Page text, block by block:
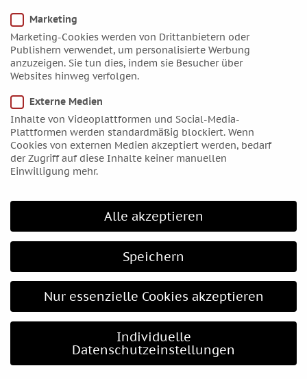
wichtigsten Informationen sowie alle Termine und
Themen. Wenn Sie mehr über dieses spezielle Angebot
einer Intensiv-Ausbildung in Astrologie wissen möchten,
rufen Sie einfach anTelefon: 0234. 683 723 oder
schicken Sie eine E-Mail:
Informationen
Kontakt
Wegbeschreibung
Rechtliches
Cookie Einstellungen
AGB und Widerrufsbelehrung
Lesestoff
Marketing
Marketing-Cookies werden von Drittanbietern oder
Publishern verwendet, um personalisierte Werbung
anzuzeigen. Sie tun dies, indem sie Besucher über
Websites hinweg verfolgen.
Externe Medien
Inhalte von Videoplattformen und Social-Media-
Plattformen werden standardmäßig blockiert. Wenn
Cookies von externen Medien akzeptiert werden, bedarf
der Zugriff auf diese Inhalte keiner manuellen
Einwilligung mehr.
Alle akzeptieren
Speichern
Nur essenzielle Cookies akzeptieren
Individuelle
Datenschutzeinstellungen